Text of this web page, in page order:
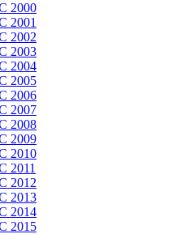
2000
2001
2002
2003
2004
2005
2006
2007
2008
2009
2010
2011
2012
2013
2014
2015